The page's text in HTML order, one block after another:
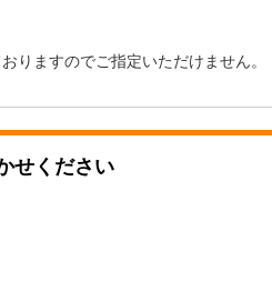
りますのでご指定いただけません。
せください